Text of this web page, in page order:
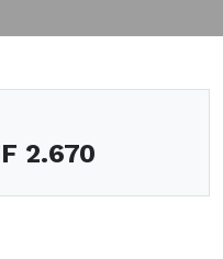
2.670